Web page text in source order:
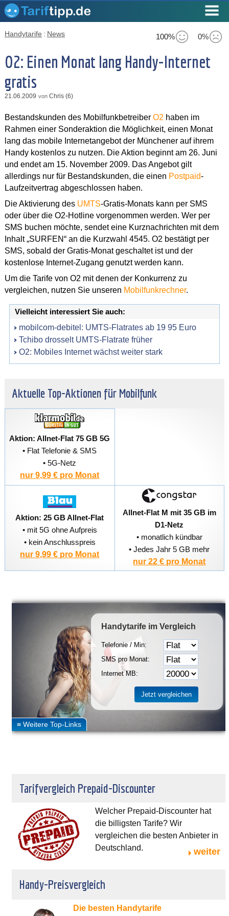
100% 0%
Handytarife : News
O2: Einen Monat lang Handy-Internet
gratis
21.06.2009 von Chris (6)
Bestandskunden des Mobilfunkbetreiber O2 haben im
Rahmen einer Sonderaktion die Möglichkeit, einen Monat
lang das mobile Internetangebot der Münchener auf ihrem
Handy kostenlos zu nutzen. Die Aktion beginnt am 26. Juni
und endet am 15. November 2009. Das Angebot gilt
allerdings nur für Bestandskunden, die einen Postpaid-
Laufzeitvertrag abgeschlossen haben.
Die Aktivierung des UMTS-Gratis-Monats kann per SMS
oder über die O2-Hotline vorgenommen werden. Wer per
SMS buchen möchte, sendet eine Kurznachrichten mit dem
Inhalt „SURFEN“ an die Kurzwahl 4545. O2 bestätigt per
SMS, sobald der Gratis-Monat geschaltet ist und der
kostenlose Internet-Zugang genutzt werden kann.
Um die Tarife von O2 mit denen der Konkurrenz zu
vergleichen, nutzen Sie unseren Mobilfunkrechner.
Vielleicht interessiert Sie auch:
mobilcom-debitel: UMTS-Flatrates ab 19 95 Euro
Tchibo drosselt UMTS-Flatrate früher
O2: Mobiles Internet wächst weiter stark
Aktuelle Top-Aktionen für Mobilfunk
Aktion: Allnet-Flat 75 GB 5G
• Flat Telefonie & SMS
• 5G-Netz
nur 9,99 € pro Monat
Aktion: 25 GB Allnet-Flat
• mit 5G ohne Aufpreis
• kein Anschlusspreis
nur 9,99 € pro Monat
Allnet-Flat M mit 35 GB im
D1-Netz
• monatlich kündbar
• Jedes Jahr 5 GB mehr
nur 22 € pro Monat
Handytarife im Vergleich
Telefonie / Min:
SMS pro Monat:
Internet MB:
Tarifvergleich Prepaid-Discounter
Welcher Prepaid-Discounter hat
die billigsten Tarife? Wir
vergleichen die besten Anbieter in
Deutschland.
weiter
Handy-Preisvergleich
Die besten Handytarife